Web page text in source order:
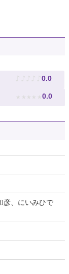
♪ ♪ ♪ ♪ ♪ 0.0
★ ★ ★ ★ ★ 0.0
彦、にいみひで